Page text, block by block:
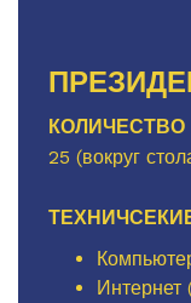
КОЛИЧЕСТВО
25 (вокруг
Интернет